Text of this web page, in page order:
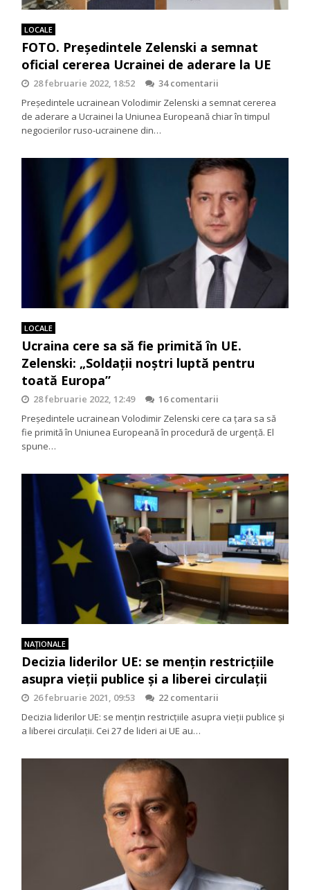
LOCALE
FOTO. Președintele Zelenski a semnat
oficial cererea Ucrainei de aderare la UE
28 februarie 2022, 18:52
34 comentarii
Președintele ucrainean Volodimir Zelenski a semnat cererea
de aderare a Ucrainei la Uniunea Europeană chiar în timpul
negocierilor ruso-ucrainene din…
LOCALE
Ucraina cere sa să fie primită în UE.
Zelenski: „Soldații noștri luptă pentru
toată Europa”
28 februarie 2022, 12:49
16 comentarii
Președintele ucrainean Volodimir Zelenski cere ca țara sa să
fie primită în Uniunea Europeană în procedură de urgență. El
spune…
NAŢIONALE
Decizia liderilor UE: se mențin restricțiile
asupra vieții publice și a liberei circulații
26 februarie 2021, 09:53
22 comentarii
Decizia liderilor UE: se mențin restricțiile asupra vieții publice și
a liberei circulații. Cei 27 de lideri ai UE au…